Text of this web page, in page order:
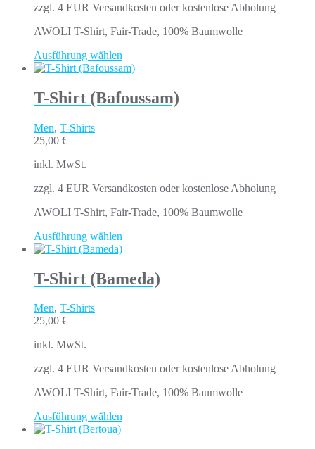
zzgl. 4 EUR Versandkosten oder kostenlose Abholung
AWOLI T-Shirt, Fair-Trade, 100% Baumwolle
Ausführung wählen
T-Shirt (Bafoussam)
Men, T-Shirts
25,00 €
inkl. MwSt.
zzgl. 4 EUR Versandkosten oder kostenlose Abholung
AWOLI T-Shirt, Fair-Trade, 100% Baumwolle
Ausführung wählen
T-Shirt (Bameda)
Men, T-Shirts
25,00 €
inkl. MwSt.
zzgl. 4 EUR Versandkosten oder kostenlose Abholung
AWOLI T-Shirt, Fair-Trade, 100% Baumwolle
Ausführung wählen